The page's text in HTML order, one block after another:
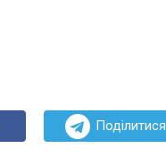
Поділитися